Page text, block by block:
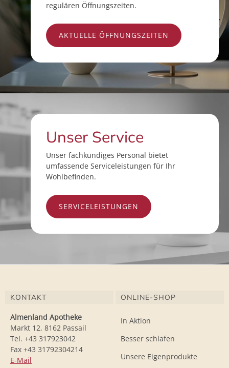
regulären Öffnungszeiten.
AKTUELLE ÖFFNUNGSZEITEN
Unser Service
Unser fachkundiges Personal bietet
umfassende Serviceleistungen für Ihr
Wohlbefinden.
SERVICELEISTUNGEN
KONTAKT
Almenland Apotheke
Markt 12, 8162 Passail
Tel. +43 317923042
Fax +43 31792304214
E-Mail
ONLINE-SHOP
In Aktion
Besser schlafen
Unsere Eigenprodukte